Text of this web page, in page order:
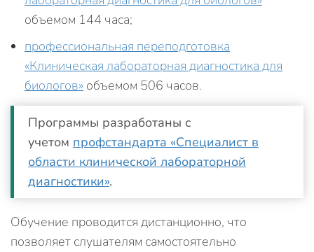
объемом 144 часа;
профессиональная переподготовка
«Клиническая лабораторная диагностика для
биологов» объемом 506 часов.
Программы разработаны с
учетом профстандарта «Специалист в
области клинической лабораторной
диагностики».
Обучение проводится дистанционно, что
позволяет слушателям самостоятельно